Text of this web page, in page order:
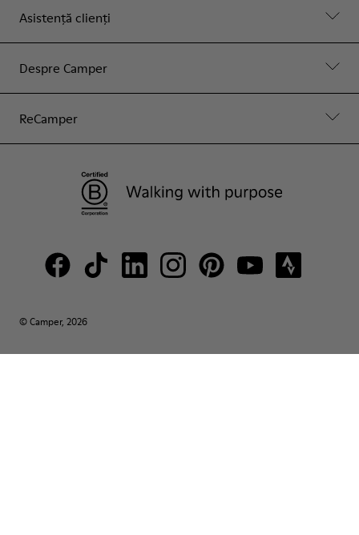
Asistență clienți
Despre Camper
ReCamper
© Camper, 2026